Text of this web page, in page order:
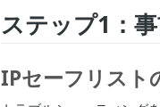
ステップ1：
IPセーフリスト